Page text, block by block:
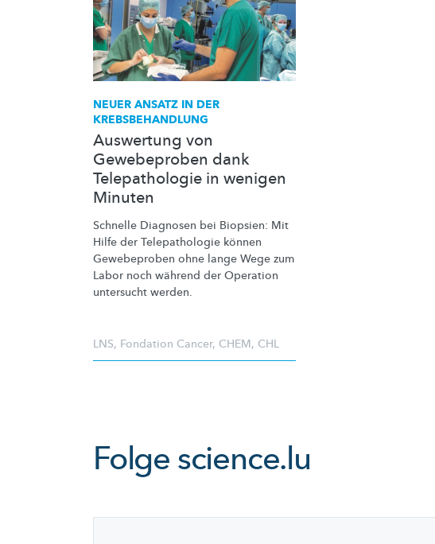
NEUER ANSATZ IN DER
KREBSBEHANDLUNG
Auswertung von
Gewebeproben dank
Telepathologie in wenigen
Minuten
Schnelle Diagnosen bei Biopsien: Mit
Hilfe der Telepathologie können
Gewebeproben ohne lange Wege zum
Labor noch während der Operation
untersucht werden.
LNS, Fondation Cancer, CHEM, CHL
Folge science.lu